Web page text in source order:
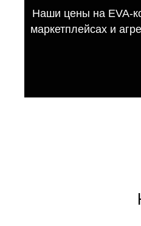
Наши цены на EVA-
маркетплейсах и